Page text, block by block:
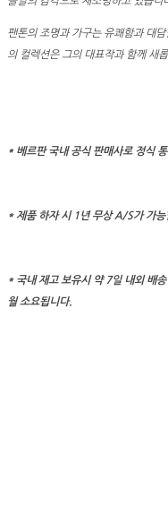
팬톤의 조명과 가구는 유쾌함과 대
의 컬렉션은 그의 대표작과 함께 새
* 베르판 국내 공식 판매사로 정식
* 제품 하자 시 1년 무상 A/S가 가능
* 국내 재고 보유시 약 7일 내외 배
월 소요됩니다.